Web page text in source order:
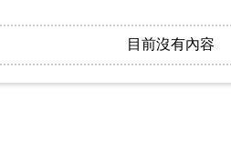
目前沒有內容